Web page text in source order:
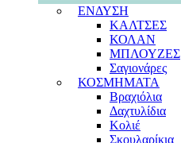
ΕΝΔΥΣΗ
ΚΑΛΤΣΕΣ
ΚΟΛΑΝ
ΜΠΛΟΥΖΕΣ
Σαγιονάρες
ΚΟΣΜΗΜΑΤΑ
Βραχιόλια
Δαχτυλίδια
Κολιέ
Σκουλαρίκια